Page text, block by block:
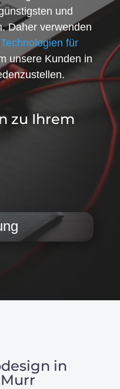
und
Daher verwenden
für
unsere Kunden in
zu Ihrem
in